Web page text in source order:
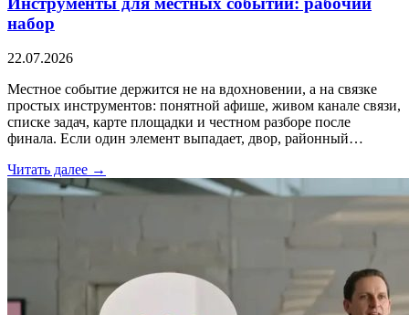
набор
22.07.2026
Местное событие держится не на вдохновении, а на связке
простых инструментов: понятной афише, живом канале связи,
списке задач, карте площадки и честном разборе после
финала. Если один элемент выпадает, двор, районный…
Читать далее →